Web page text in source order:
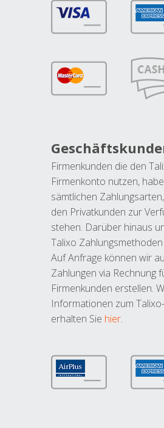
Firmenkunden die den
Firmenkonto nutzen,
sämtlichen
den Privatkunden zur
stehen. Darüber hinaus
Talixo
Auf Anfrage können wir
Zahlungen via Rechnung
Firmenkunden erstellen.
Informationen zum
erhalten Sie hier.